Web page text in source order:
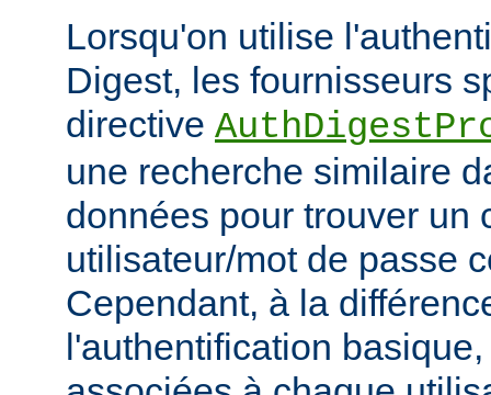
Lorsqu'on utilise
Digest, les fournisseurs
directive
une recherche similaire
données pour trouver un
utilisateur/mot de passe
Cependant, à la
l'authentification